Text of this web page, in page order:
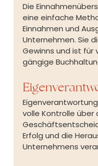
Die
eine einfache
Einnahmen und
Unternehmen. Sie
Gewinns und ist für
gängige
volle Kontrolle über
Erfolg und die
Unternehmens